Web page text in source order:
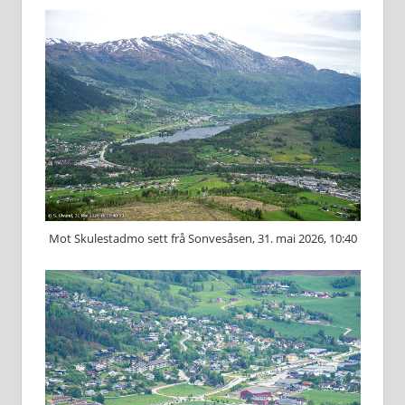
Mot Skulestadmo sett frå Sonvesåsen, 31. mai 2026, 10:40